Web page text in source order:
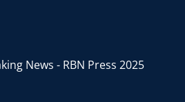
News - RBN Press 2025